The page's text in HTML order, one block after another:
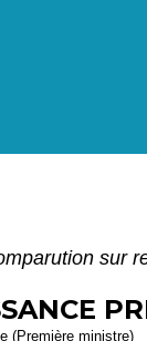
sur
(Première ministre)